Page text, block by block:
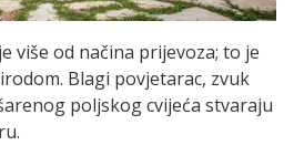
više od načina prijevoza; to je
Blagi povjetarac, zvuk
poljskog cvijeća stvaraju